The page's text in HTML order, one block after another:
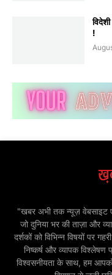
!
"खबर अभी तक न्यूज़ वेबसाइट
जो दुनिया भर की ताज़ा और
दर्शकों को विभिन्न विषयों पर
निष्कर्ष और व्यापक विश्लेषण
विश्वसनीयता के साथ, हम आपको